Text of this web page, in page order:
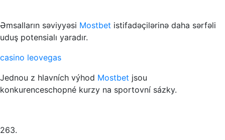
Əmsalların səviyyəsi Mostbet istifadəçilərinə daha sərfəli
uduş potensialı yaradır.
casino leovegas
Jednou z hlavních výhod Mostbet jsou
konkurenceschopné kurzy na sportovní sázky.
263.